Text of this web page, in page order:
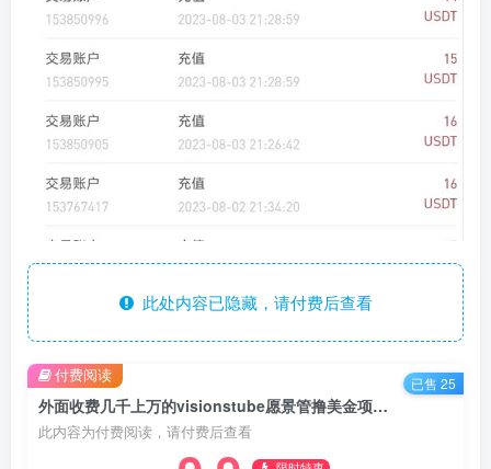
此处内容已隐藏，请付费后查看
外面收费几千上万的visionstube愿景管撸美金项目，单日30-50美金+可批量
此内容为付费阅读，请付费后查看
付费阅读 已售 25